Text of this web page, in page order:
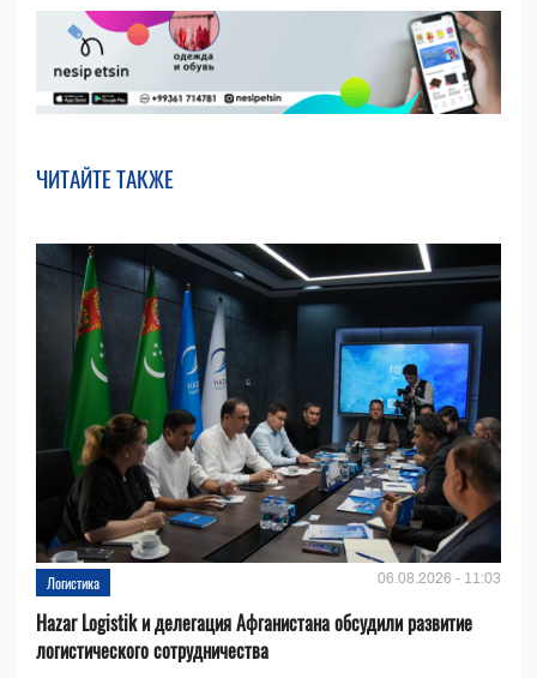
ЧИТАЙТЕ ТАКЖЕ
Логистика 06.08.2026 - 11:03
Hazar Logistik и делегация Афганистана обсудили развитие
логистического сотрудничества